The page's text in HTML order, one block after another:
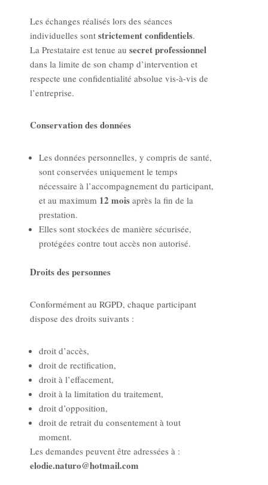
Les échanges réalisés lors des séances
individuelles sont strictement confidentiels.
La Prestataire est tenue au secret professionnel
dans la limite de son champ d’intervention et
respecte une confidentialité absolue vis-à-vis de
l’entreprise.
Conservation des données
Les données personnelles, y compris de santé,
sont conservées uniquement le temps
nécessaire à l’accompagnement du participant,
et au maximum 12 mois après la fin de la
prestation.
Elles sont stockées de manière sécurisée,
protégées contre tout accès non autorisé.
Droits des personnes
Conformément au RGPD, chaque participant
dispose des droits suivants :
droit d’accès,
droit de rectification,
droit à l’effacement,
droit à la limitation du traitement,
droit d’opposition,
droit de retrait du consentement à tout
moment.
Les demandes peuvent être adressées à :
elodie.naturo@hotmail.com